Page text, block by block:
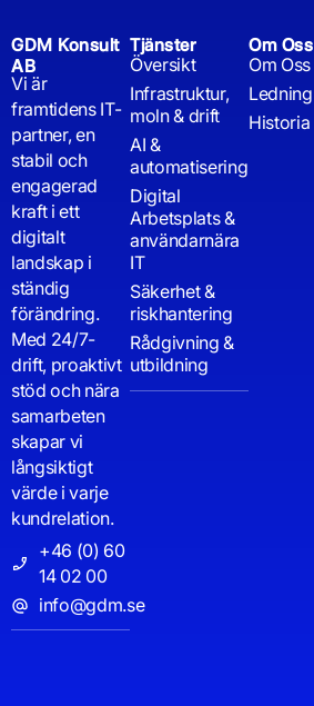
GDM Konsult
AB
Vi är
framtidens IT-
partner, en
stabil och
engagerad
kraft i ett
digitalt
landskap i
ständig
förändring.
Med 24/7-
drift, proaktivt
stöd och nära
samarbeten
skapar vi
långsiktigt
värde i varje
kundrelation.
+46 (0) 60
14 02 00
info@gdm.se
Tjänster
Översikt
Infrastruktur,
moln & drift
AI &
automatisering
Digital
Arbetsplats &
användarnära
IT
Säkerhet &
riskhantering
Rådgivning &
utbildning
Om Oss
Om Oss
Ledning
Historia